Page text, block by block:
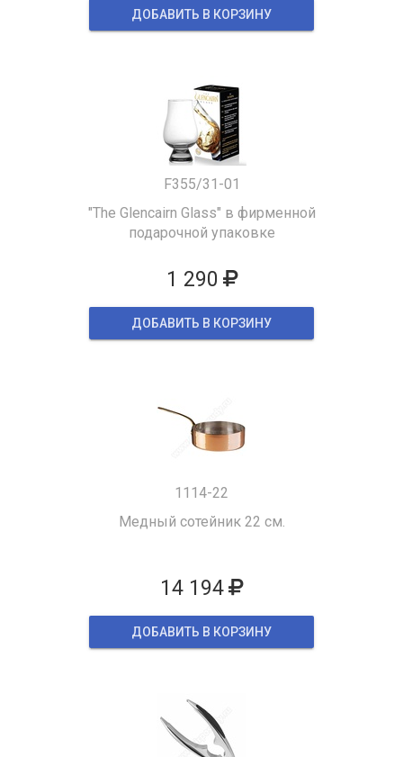
ДОБАВИТЬ В КОРЗИНУ
F355/31-01
"The Glencairn Glass" в фирменной
подарочной упаковке
1 290
ДОБАВИТЬ В КОРЗИНУ
1114-22
Медный сотейник 22 см.
14 194
ДОБАВИТЬ В КОРЗИНУ